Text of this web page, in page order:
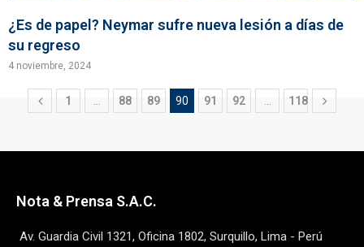
¿Es de papel? Neymar sufre nueva lesión a días de
su regreso
4 noviembre, 2024
1 88 89 90 91 92 118
Nota & Prensa S.A.C.
Av. Guardia Civil 1321, Oficina 1802, Surquillo, Lima - Perú